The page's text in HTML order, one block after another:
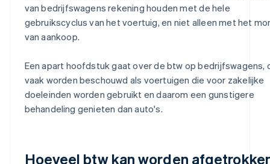
van bedrijfswagens rekening houden met de hele
gebruikscyclus van het voertuig, en niet alleen met het
van aankoop.
Een apart hoofdstuk gaat over de btw op bedrijfswagens,
vaak worden beschouwd als voertuigen die voor zakelijke
doeleinden worden gebruikt en daarom een gunstigere
behandeling genieten dan auto's.
Hoeveel btw kan worden